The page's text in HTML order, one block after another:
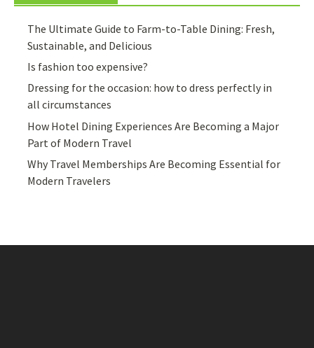
The Ultimate Guide to Farm-to-Table Dining: Fresh,
Sustainable, and Delicious
Is fashion too expensive?
Dressing for the occasion: how to dress perfectly in
all circumstances
How Hotel Dining Experiences Are Becoming a Major
Part of Modern Travel
Why Travel Memberships Are Becoming Essential for
Modern Travelers